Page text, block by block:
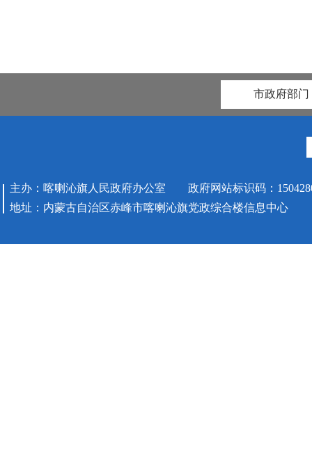
市政府部门
主办：喀喇沁旗人民政府办公室 政府网站标识码：
地址：内蒙古自治区赤峰市喀喇沁旗党政综合楼信息中心